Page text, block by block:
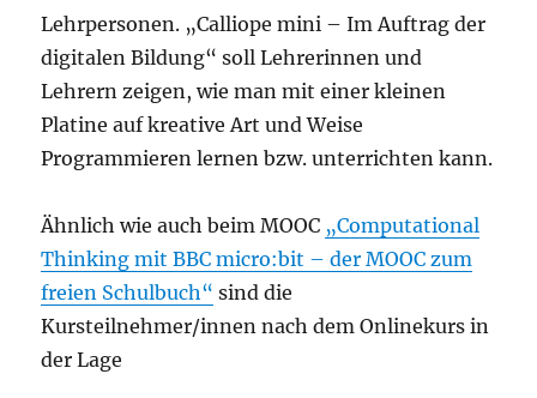
Lehrpersonen. „Calliope mini – Im Auftrag der
digitalen Bildung“ soll Lehrerinnen und
Lehrern zeigen, wie man mit einer kleinen
Platine auf kreative Art und Weise
Programmieren lernen bzw. unterrichten kann.
Ähnlich wie auch beim MOOC „Computational
Thinking mit BBC micro:bit – der MOOC zum
freien Schulbuch“ sind die
Kursteilnehmer/innen nach dem Onlinekurs in
der Lage